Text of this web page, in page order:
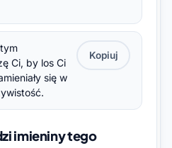
Ci, by los Ci
się w
Kopiuj
imieniny tego